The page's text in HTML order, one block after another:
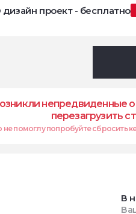
проект - бесплатно
непредвиденные
перезагрузить
не помоглу попробуйте сбросить
В